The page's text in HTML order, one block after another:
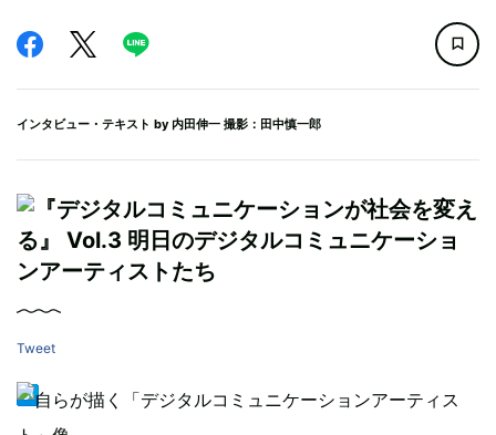
インタビュー・テキスト by 内田伸一 撮影：田中慎一郎
Tweet